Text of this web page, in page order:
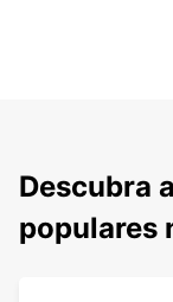
Descubra
populares